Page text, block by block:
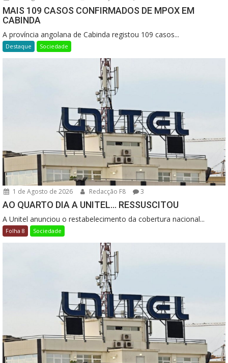
MAIS 109 CASOS CONFIRMADOS DE MPOX EM
CABINDA
A província angolana de Cabinda registou 109 casos...
Destaque Sociedade
1 de Agosto de 2026 Redacção F8 3
AO QUARTO DIA A UNITEL… RESSUSCITOU
A Unitel anunciou o restabelecimento da cobertura nacional...
Folha 8 Sociedade